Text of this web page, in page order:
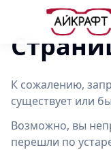
К сожалению,
существует или
Возможно, вы
перешли по